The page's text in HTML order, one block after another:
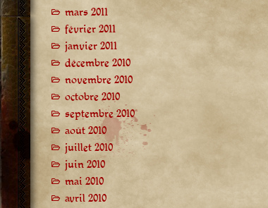
mars 2011
février 2011
janvier 2011
décembre 2010
novembre 2010
octobre 2010
septembre 2010
août 2010
juillet 2010
juin 2010
mai 2010
avril 2010